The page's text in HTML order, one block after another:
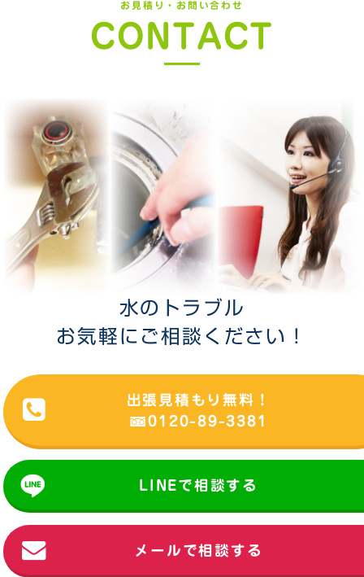
お見積り・お問い合わせ
CONTACT
水のトラブル
お気軽にご相談ください！
出張見積もり無料！
0120-89-3381
LINEで相談する
メールで相談する